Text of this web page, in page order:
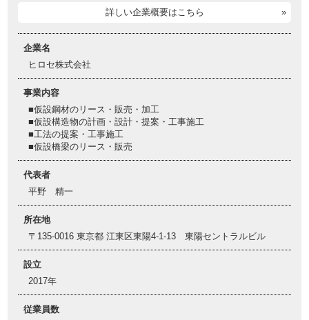
詳しい企業概要はこちら
企業名
ヒロセ株式会社
事業内容
■仮設鋼材のリース・販売・加工
■仮設構造物の計画・設計・提案・工事施工
■工法の提案・工事施工
■仮設橋梁のリース・販売
代表者
平野 精一
所在地
〒135-0016 東京都 江東区東陽4-1-13 東陽セントラルビル
設立
2017年
従業員数